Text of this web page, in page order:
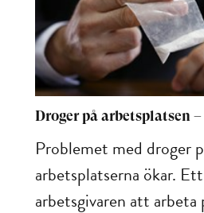
Droger på arbetsplatsen
Problemet med droger
arbetsplatserna ökar.
arbetsgivaren att arbeta